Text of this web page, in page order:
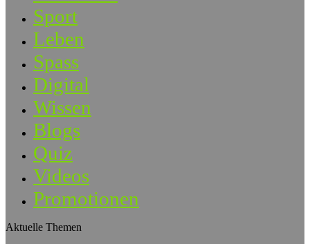
Sport
Leben
Spass
Digital
Wissen
Blogs
Quiz
Videos
Promotionen
Aktuelle Themen